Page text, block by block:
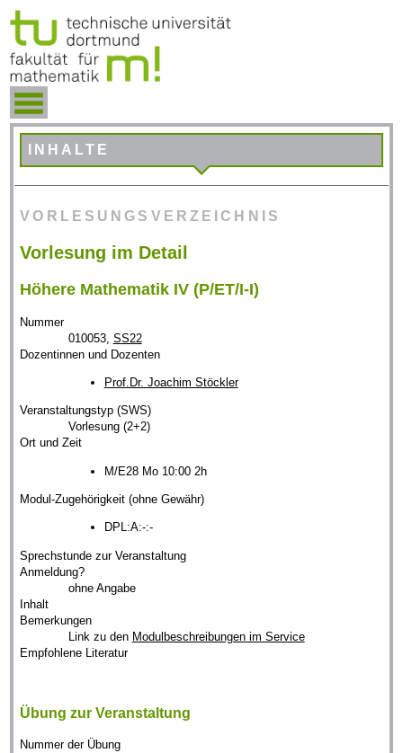
INHALTE
VORLESUNGSVERZEICHNIS
Vorlesung im Detail
Höhere Mathematik IV (P/ET/I-I)
Nummer
010053, SS22
Dozentinnen und Dozenten
Prof.Dr. Joachim Stöckler
Veranstaltungstyp (SWS)
Vorlesung (2+2)
Ort und Zeit
M/E28 Mo 10:00 2h
Modul-Zugehörigkeit (ohne Gewähr)
DPL:A:-:-
Sprechstunde zur Veranstaltung
Anmeldung?
ohne Angabe
Inhalt
Bemerkungen
Link zu den Modulbeschreibungen im Service
Empfohlene Literatur
Übung zur Veranstaltung
Nummer der Übung